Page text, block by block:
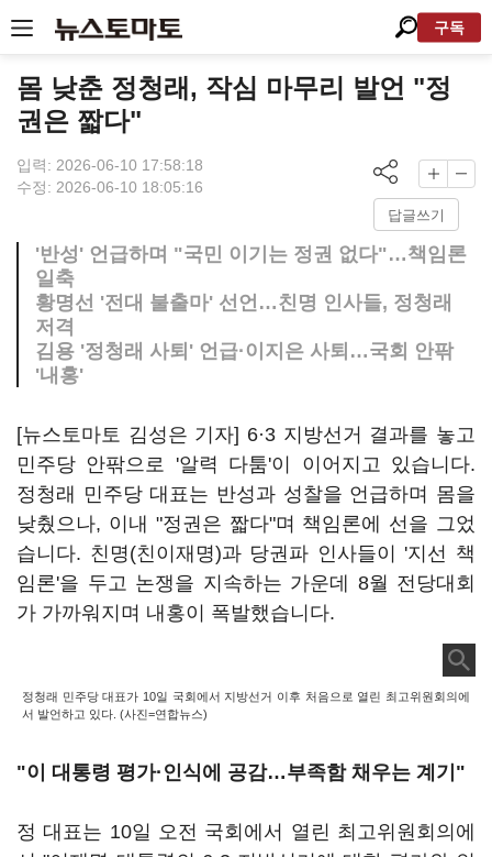
구독
몸 낮춘 정청래, 작심 마무리 발언 "정
권은 짧다"
입력: 2026-06-10 17:58:18
수정: 2026-06-10 18:05:16
답글쓰기
'반성' 언급하며 "국민 이기는 정권 없다"…책임론
일축
황명선 '전대 불출마' 선언…친명 인사들, 정청래
저격
김용 '정청래 사퇴' 언급·이지은 사퇴…국회 안팎
'내홍'
[뉴스토마토 김성은 기자] 6·3 지방선거 결과를 놓고
민주당 안팎으로 '알력 다툼'이 이어지고 있습니다.
정청래 민주당 대표는 반성과 성찰을 언급하며 몸을
낮췄으나, 이내 "정권은 짧다"며 책임론에 선을 그었
습니다. 친명(친이재명)과 당권파 인사들이 '지선 책
임론'을 두고 논쟁을 지속하는 가운데 8월 전당대회
가 가까워지며 내홍이 폭발했습니다.
정청래 민주당 대표가 10일 국회에서 지방선거 이후 처음으로 열린 최고위원회의에
서 발언하고 있다. (사진=연합뉴스)
"이 대통령 평가·인식에 공감…부족함 채우는 계기"
정 대표는 10일 오전 국회에서 열린 최고위원회의에